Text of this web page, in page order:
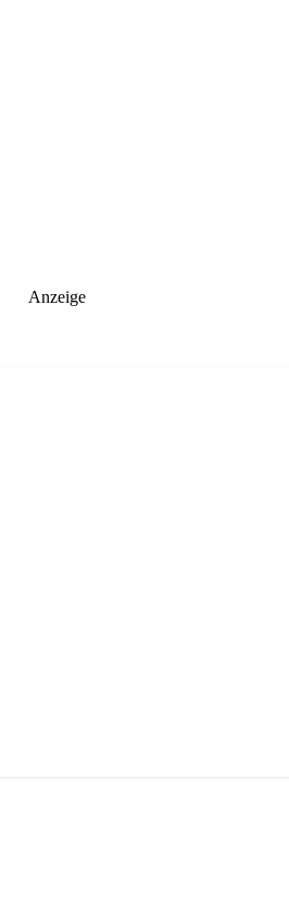
Anzeige